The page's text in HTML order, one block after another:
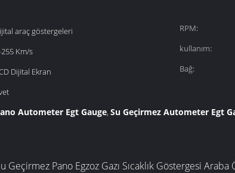
araç göstergeleri RPM:
Km/s kullanım:
Dijital Ekran Bağ:
Autometer Egt Gauge, Su Geçirmez Autometer Egt
Geçirmez Pano Egzoz Gazı Sıcaklık Göstergesi Araba